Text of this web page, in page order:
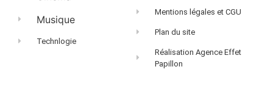
Musique
Technlogie
Mentions légales et CGU
Plan du site
Réalisation Agence Effet
Papillon